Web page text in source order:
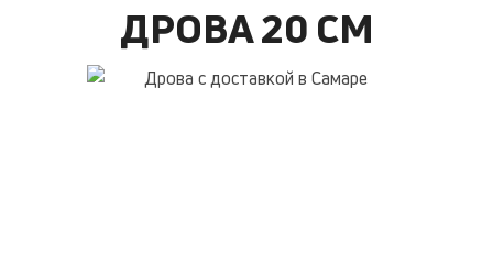
ДРОВА 20 СМ